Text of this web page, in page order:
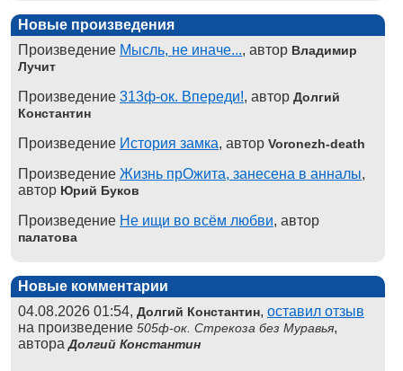
Новые произведения
Произведение Мысль, не иначе..., автор Владимир
Лучит
Произведение 313ф-ок. Впереди!, автор Долгий
Константин
Произведение История замка, автор Voronezh-death
Произведение Жизнь прОжита, занесена в анналы,
автор Юрий Буков
Произведение Не ищи во всём любви, автор
палатова
Новые комментарии
04.08.2026 01:54, Долгий Константин, оставил отзыв
на произведение 505ф-ок. Стрекоза без Муравья,
автораДолгий Константин